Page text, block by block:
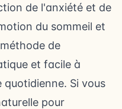
de l'anxiété et de
du sommeil et
de
et facile à
Si vous
pour